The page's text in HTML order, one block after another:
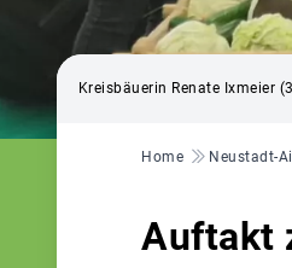
Kreisbäuerin Renate Ixmeier
Pfadnavigation
Home Neustadt-
Auftakt